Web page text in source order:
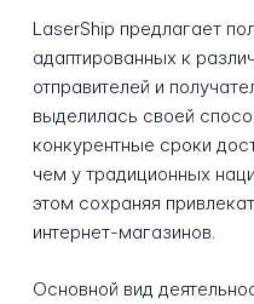
LaserShip предлагает
адаптированных к
отправителей и
выделилась своей
конкурентные сроки
чем у традиционных
этом сохраняя
интернет-магазинов.
Основной вид